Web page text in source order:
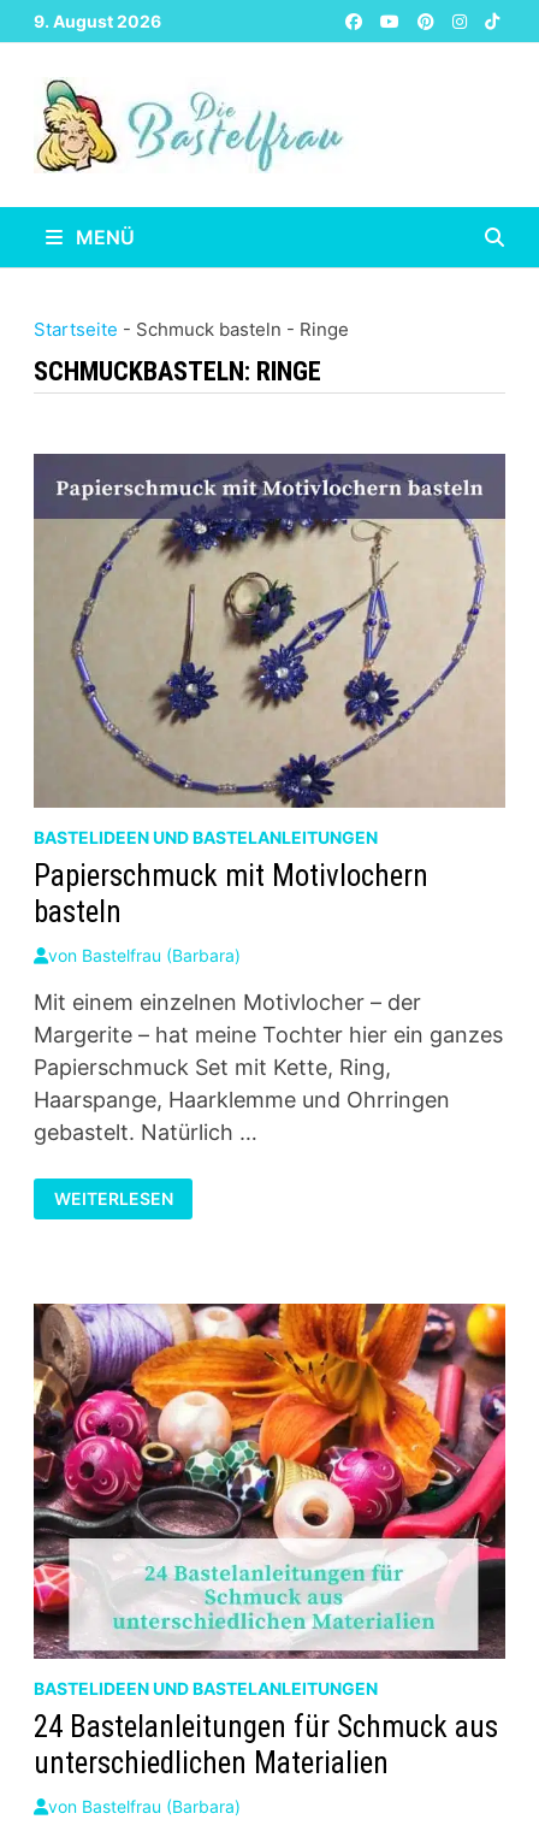
Zurück
zum
Inhalt
9. August 2026
MENÜ
Startseite - Schmuck basteln - Ringe
SCHMUCKBASTELN: RINGE
BASTELIDEEN UND BASTELANLEITUNGEN
Papierschmuck mit Motivlochern
basteln
von Bastelfrau (Barbara)
Mit einem einzelnen Motivlocher – der
Margerite – hat meine Tochter hier ein ganzes
Papierschmuck Set mit Kette, Ring,
Haarspange, Haarklemme und Ohrringen
gebastelt. Natürlich …
PAPIERSCHMUCK
MIT
MOTIVLOCHERN
WEITERLESEN
BASTELIDEEN UND BASTELANLEITUNGEN
24 Bastelanleitungen für Schmuck aus
unterschiedlichen Materialien
von Bastelfrau (Barbara)